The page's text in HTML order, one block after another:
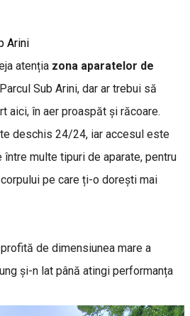
Arini
atenția zona aparatelor de
Sub Arini, dar ar trebui să
aici, în aer proaspăt și răcoare.
deschis 24/24, iar accesul este
multe tipuri de aparate, pentru
pe care ți-o dorești mai
de dimensiunea mare a
și-n lat până atingi performanța